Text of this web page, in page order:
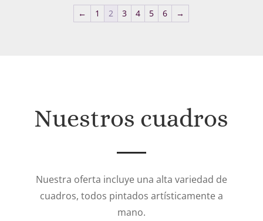
desde
176€
← 1 2 3 4 5 6 →
Nuestros cuadros
Nuestra oferta incluye una alta variedad de
cuadros, todos pintados artísticamente a
mano.